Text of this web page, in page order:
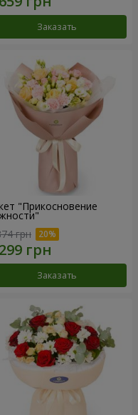
Заказать
"Прикосновение
грн
Заказать